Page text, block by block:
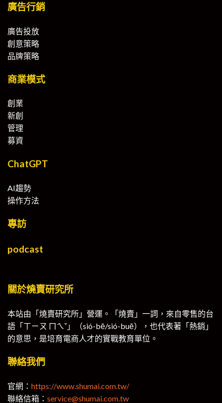
廣告行銷
廣告投放
創意策略
品牌策略
商業模式
創業
新創
管理
募資
ChatGPT
AI趨勢
操作方法
專訪
podcast
關於燒賣研究所
本站由「燒賣研究所」營運。「燒賣」一詞，來自零售的台
語「ㄒㄧㄡ ㄇㄟˇ」（sió-bē/sió-buē），也代表著「熱銷」
的意思，是培育電商人才的實戰教育單位。
聯絡我們
官網： https://www.shumai.com.tw/
聯絡信箱： service@shumai.com.tw